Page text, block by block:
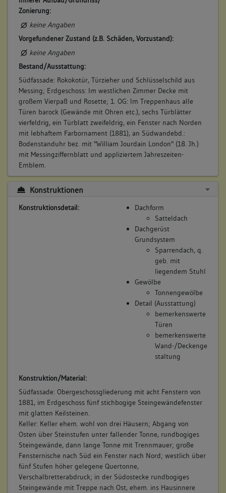
Zonierung:
keine Angaben
Vorgefundener Zustand (z.B. Schäden, Vorzustand):
keine Angaben
Bestand/Ausstattung:
Südfassade: Rokokotür, Türzieher und Schlüsselschild aus
Messing; Erdgeschoss: Im westlichen Zimmer Decke mit
großem Vierpaß und Rosette; 1. OG: Im Treppenhaus alle
Türen barock (Gewände mit Ohren etc.), sechs Türblätter
vierfeldrig, ein Türblatt zweifeldrig, ein Fenster nach Norden
mit lebhaftem Farbornament (1881), an Südwandebd.:
Bodenstanduhr bez. mit "William Jourdain London" (18. Jh.)
mit Messingziffernblatt und appliziertem Jahreszeiten-
Emblem.
Konstruktionen
Konstruktionsdetail:
Dachform
Satteldach
Dachgerüst
Grundsystem
Sparrendach, q.
geb. mit
liegendem Stuhl
Gewölbe
Tonnengewölbe
Detail (Ausstattung)
bemerkenswerte
Türen
bemerkenswerte
Wand-/Deckenge
staltung
Konstruktion/Material:
Südfassade: Obergeschossgliederung mit acht Fenstern von
1881, im Erdgeschoss fünf stichbogige Steingewändefenster
mit glatten Keilsteinen.
Keller: Keller ehem. wohl von drei Häusern; Abgang von
Osten über Steinstufen unter fallender Tonne, rundbogiges
Steingewände, dann lange Tonne mit Trennmauer; große
Fensternische nach Süd ein Fenster nach Nord; westlich über
fünf Stufen höher gelegene Quertonne,
Verschalbretterabdruck; in der Südostecke rundbogiges
Steingewände mit Treppe nach Ost, ehem. ins Hausinnere